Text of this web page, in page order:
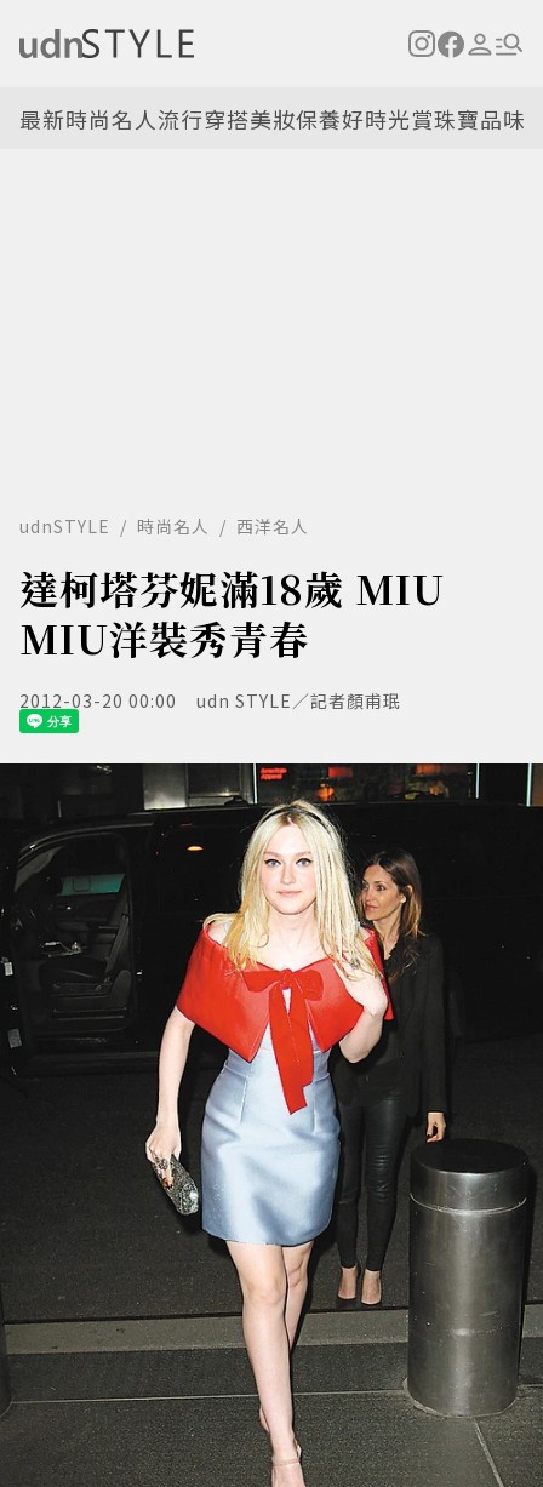
最新時尚名人流行穿搭美妝保養好時光賞珠寶品味
udnSTYLE 時尚名人 西洋名人
達柯塔芬妮滿18歲 MIU
MIU洋裝秀青春
2012-03-20 00:00 udn STYLE／記者顏甫珉